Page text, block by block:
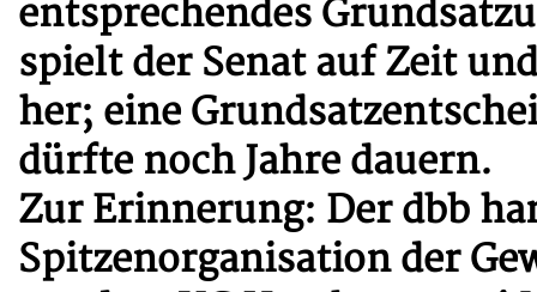
entsprechendes
spielt der Senat auf Zeit
her; eine
dürfte noch Jahre dauern.
Zur Erinnerung: Der dbb
Spitzenorganisation der